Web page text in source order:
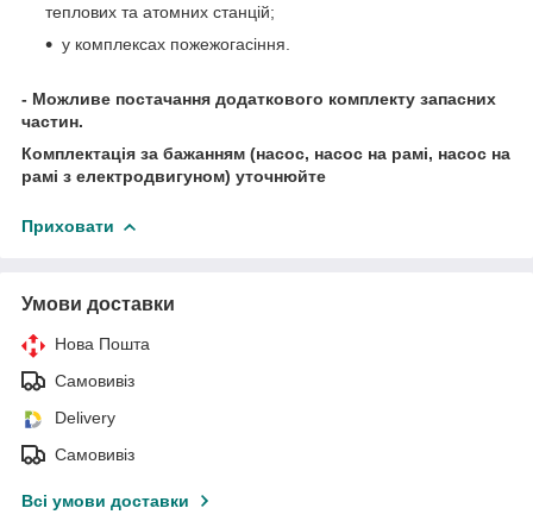
теплових та атомних станцій;
у комплексах пожежогасіння.
- Можливе постачання додаткового комплекту запасних
частин.
Комплектація за бажанням (насос, насос на рамі, насос на
рамі з електродвигуном) уточнюйте
Приховати
Умови доставки
Нова Пошта
Самовивіз
Delivery
Самовивіз
Всі умови доставки